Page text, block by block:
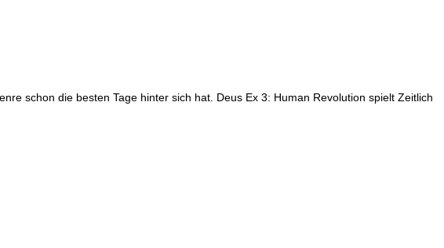
schon die besten Tage hinter sich hat. Deus Ex 3: Human Revolution spielt Zeitlich